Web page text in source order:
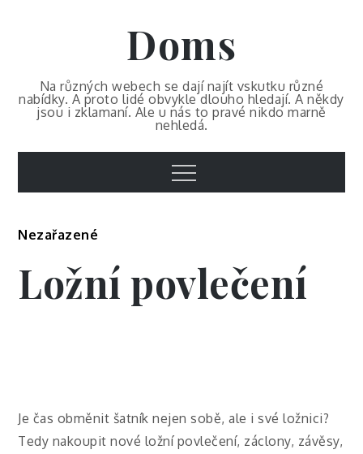
Doms
Na různých webech se dají najít vskutku různé
nabídky. A proto lidé obvykle dlouho hledají. A někdy
jsou i zklamaní. Ale u nás to pravé nikdo marně
nehledá.
Menu
Nezařazené
Ložní povlečení
Je čas obměnit šatník nejen sobě, ale i své ložnici?
Tedy nakoupit nové ložní povlečení, záclony, závěsy,